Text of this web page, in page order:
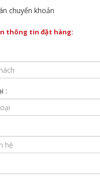
chuyển khoản
thông tin đặt hàng:
: